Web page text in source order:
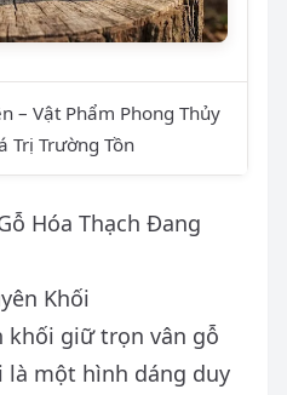
– Vật Phẩm Phong Thủy
Trị Trường Tồn
Hóa Thạch Đang
Khối
khối giữ trọn vân gỗ
một hình dáng duy